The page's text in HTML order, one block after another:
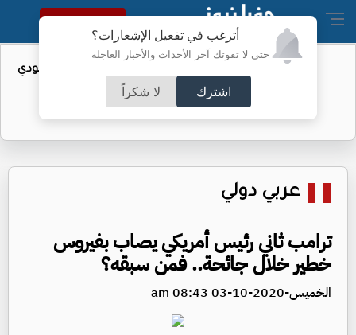
أترغب في تفعيل الإشعارات؟
حتى لا تفوتك آخر الأحداث والأخبار العاجلة
اشترك لا شكراً
النسخة الكاملة
واردات الولايات المتحدة من النفط السعودي
تهبط إلى الصفر
عربي دولي
ترامب ثاني رئيس أمريكي يصاب بفيروس
خطير خلال جائحة.. فمن سبقه؟
الخميس-2020-10-03 08:43 am